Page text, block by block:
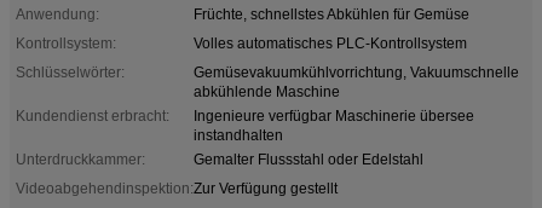
Anwendung:
Früchte, schnellstes Abkühlen für Gemüse
Kontrollsystem:
Volles automatisches PLC-Kontrollsystem
Schlüsselwörter:
Gemüsevakuumkühlvorrichtung, Vakuumschnelle
abkühlende Maschine
Kundendienst erbracht:
Ingenieure verfügbar Maschinerie übersee
instandhalten
Unterdruckkammer:
Gemalter Flussstahl oder Edelstahl
Videoabgehendinspektion:Zur Verfügung gestellt